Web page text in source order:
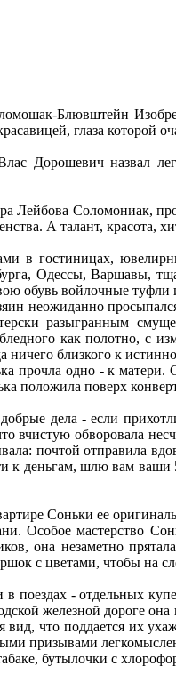
Блювштейн
глаза которой
Дорошевич назвал
Соломониак,
А талант, красота,
в гостиницах,
Одессы, Варшавы,
обувь войлочные
неожиданно
разыгранным
как полотно, с
ничего близкого к
прочла одно - к
положила поверх
дела - если
вчистую обворовала
почтой отправила
к деньгам, шлю вам
Соньки ее
Особое мастерство
она незаметно
с цветами, чтобы на
поездах - отдельных
железной дороге
что поддается их
призывами
бутылочки с